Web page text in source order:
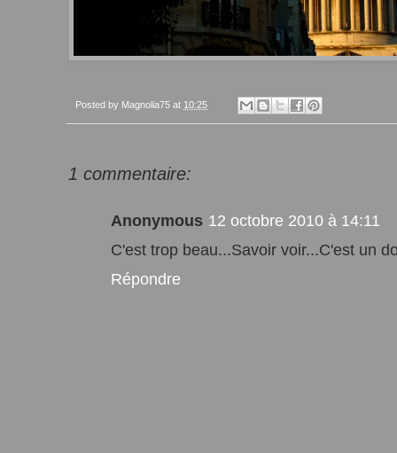
Posted by Magnolia75 at 10:25
1 commentaire:
Anonymous 12 octobre 2010 à 14:11
C'est trop beau...Savoir voir...C'est un
Répondre